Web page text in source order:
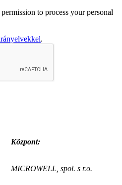
to process your personal
.
Központ:
MICROWELL, spol. s r.o.